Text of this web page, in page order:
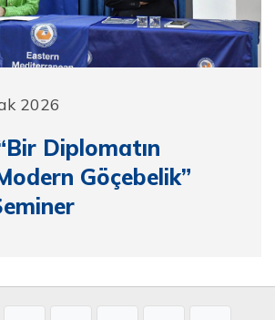
2026
Diplomatın
Göçebelik”